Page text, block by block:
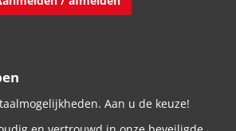
Aan u de keuze!